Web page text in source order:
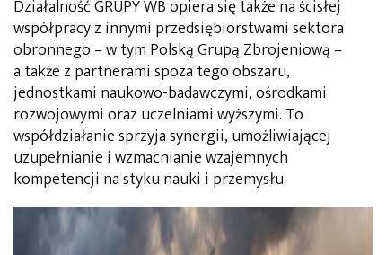
Działalność GRUPY WB opiera się także na ścisłej
współpracy z innymi przedsiębiorstwami sektora
obronnego – w tym Polską Grupą Zbrojeniową –
a także z partnerami spoza tego obszaru,
jednostkami naukowo-badawczymi, ośrodkami
rozwojowymi oraz uczelniami wyższymi. To
współdziałanie sprzyja synergii, umożliwiającej
uzupełnianie i wzmacnianie wzajemnych
kompetencji na styku nauki i przemysłu.